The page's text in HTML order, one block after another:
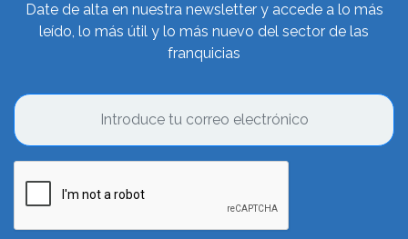
Date de alta en nuestra newsletter y accede a lo más
leído, lo más útil y lo más nuevo del sector de las
franquicias